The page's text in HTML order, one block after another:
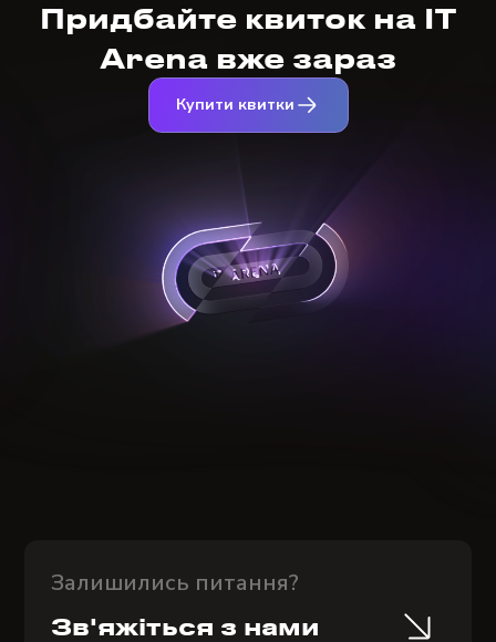
Придбайте квиток на IT
Arena вже зараз
Купити квитки
Залишились питання?
Зв'яжіться з нами